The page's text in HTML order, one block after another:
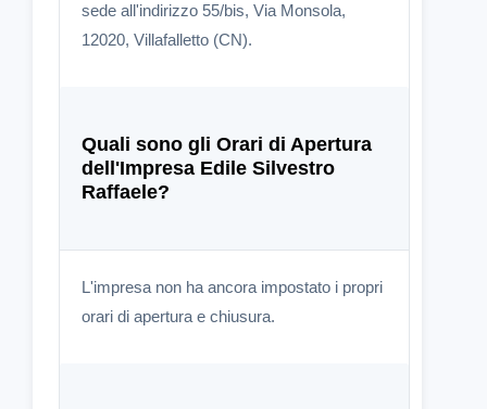
sede all'indirizzo 55/bis, Via Monsola,
12020, Villafalletto (CN).
Quali sono gli Orari di Apertura
dell'Impresa Edile Silvestro
Raffaele?
L'impresa non ha ancora impostato i propri
orari di apertura e chiusura.